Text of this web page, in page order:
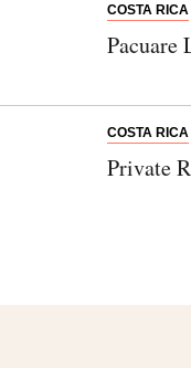
COSTA RICA
Pacuare
COSTA RICA
Private